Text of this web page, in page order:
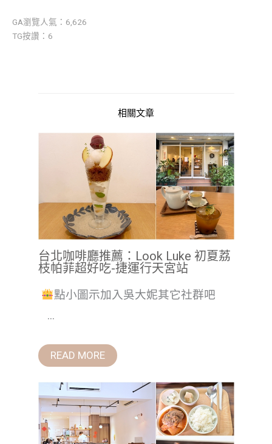
GA瀏覽人氣：6,626
TG按讚：6
相關文章
台北咖啡廳推薦：Look Luke 初夏荔
枝帕菲超好吃-捷運行天宮站
點小圖示加入吳大妮其它社群吧
...
READ MORE